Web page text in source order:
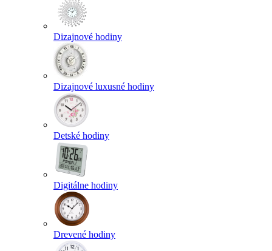
Dizajnové hodiny
Dizajnové luxusné hodiny
Detské hodiny
Digitálne hodiny
Drevené hodiny